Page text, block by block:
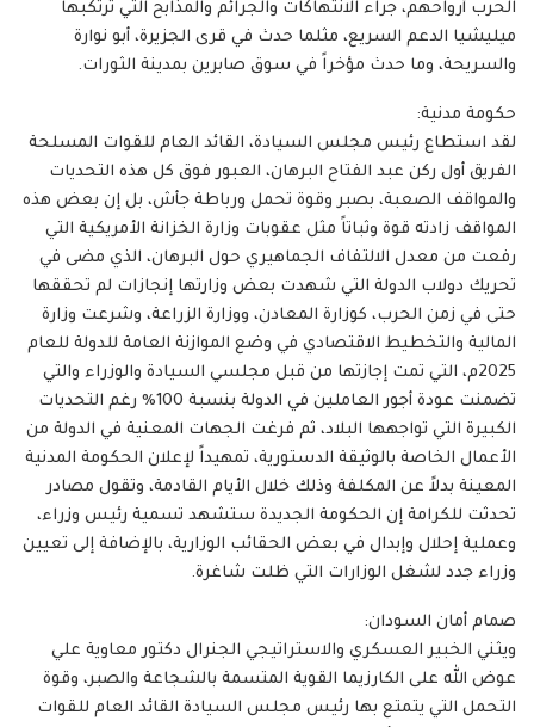
الحرب أرواحهم، جراء الانتهاكات والجرائم والمذابح التي ترتكبها
ميليشيا الدعم السريع، مثلما حدث في قرى الجزيرة، أبو نوارة
والسريحة، وما حدث مؤخراً في سوق صابرين بمدينة الثورات.
حكومة مدنية:
لقد استطاع رئيس مجلس السيادة، القائد العام للقوات المسلحة
الفريق أول ركن عبد الفتاح البرهان، العبور فوق كل هذه التحديات
والمواقف الصعبة، بصبر وقوة تحمل ورباطة جأش، بل إن بعض هذه
المواقف زادته قوة وثباتاً مثل عقوبات وزارة الخزانة الأمريكية التي
رفعت من معدل الالتفاف الجماهيري حول البرهان، الذي مضى في
تحريك دولاب الدولة التي شهدت بعض وزارتها إنجازات لم تحققها
حتى في زمن الحرب، كوزارة المعادن، ووزارة الزراعة، وشرعت وزارة
المالية والتخطيط الاقتصادي في وضع الموازنة العامة للدولة للعام
2025م، التي تمت إجازتها من قبل مجلسي السيادة والوزراء والتي
تضمنت عودة أجور العاملين في الدولة بنسبة 100% رغم التحديات
الكبيرة التي تواجهها البلاد، ثم فرغت الجهات المعنية في الدولة من
الأعمال الخاصة بالوثيقة الدستورية، تمهيداً لإعلان الحكومة المدنية
المعينة بدلاً عن المكلفة وذلك خلال الأيام القادمة، وتقول مصادر
تحدثت للكرامة إن الحكومة الجديدة ستشهد تسمية رئيس وزراء،
وعملية إحلال وإبدال في بعض الحقائب الوزارية، بالإضافة إلى تعيين
وزراء جدد لشغل الوزارات التي ظلت شاغرة.
صمام أمان السودان:
ويثني الخبير العسكري والاستراتيجي الجنرال دكتور معاوية علي
عوض الله على الكارزيما القوية المتسمة بالشجاعة والصبر، وقوة
التحمل التي يتمتع بها رئيس مجلس السيادة القائد العام للقوات